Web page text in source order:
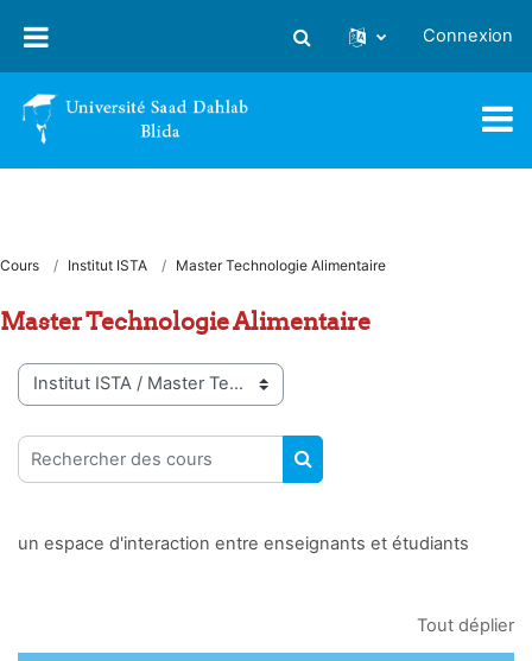
Activer/désactiver la saisie
Connexion
Cours Institut ISTA Master Technologie Alimentaire
Master Technologie Alimentaire
Catégories de cours
Rechercher des cours
RECHERCHER DES
un espace d'interaction entre enseignants et étudiants
Tout déplier